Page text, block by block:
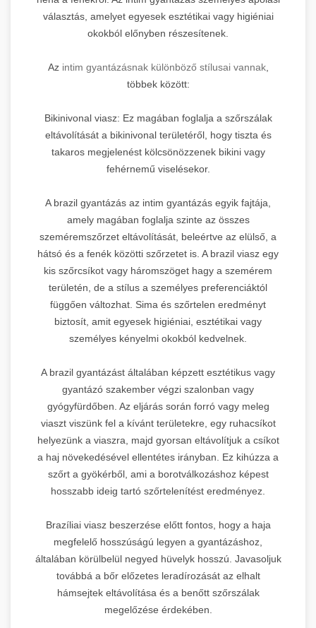
választás, amelyet egyesek esztétikai vagy higiéniai
okokból előnyben részesítenek.
Azintim gyantázásnak különböző stílusai vannak,
többek között:
Bikinivonal viasz: Ez magában foglalja a szőrszálak
eltávolítását a bikinivonal területéről, hogy tiszta és
takaros megjelenést kölcsönözzenek bikini vagy
fehérnemű viselésekor.
A brazil gyantázás az intim gyantázás egyik fajtája,
amely magában foglalja szinte az összes
szeméremszőrzet eltávolítását, beleértve az elülső, a
hátsó és a fenék közötti szőrzetet is. A brazil viasz egy
kis szőrcsíkot vagy háromszöget hagy a szemérem
területén, de a stílus a személyes preferenciáktól
függően változhat. Sima és szőrtelen eredményt
biztosít, amit egyesek higiéniai, esztétikai vagy
személyes kényelmi okokból kedvelnek.
A brazil gyantázást általában képzett esztétikus vagy
gyantázó szakember végzi szalonban vagy
gyógyfürdőben. Az eljárás során forró vagy meleg
viaszt viszünk fel a kívánt területekre, egy ruhacsíkot
helyezünk a viaszra, majd gyorsan eltávolítjuk a csíkot
a haj növekedésével ellentétes irányban. Ez kihúzza a
szőrt a gyökérből, ami a borotválkozáshoz képest
hosszabb ideig tartó szőrtelenítést eredményez.
Brazíliai viasz beszerzése előtt fontos, hogy a haja
megfelelő hosszúságú legyen a gyantázáshoz,
általában körülbelül negyed hüvelyk hosszú. Javasoljuk
továbbá a bőr előzetes leradírozását az elhalt
hámsejtek eltávolítása és a benőtt szőrszálak
megelőzése érdekében.